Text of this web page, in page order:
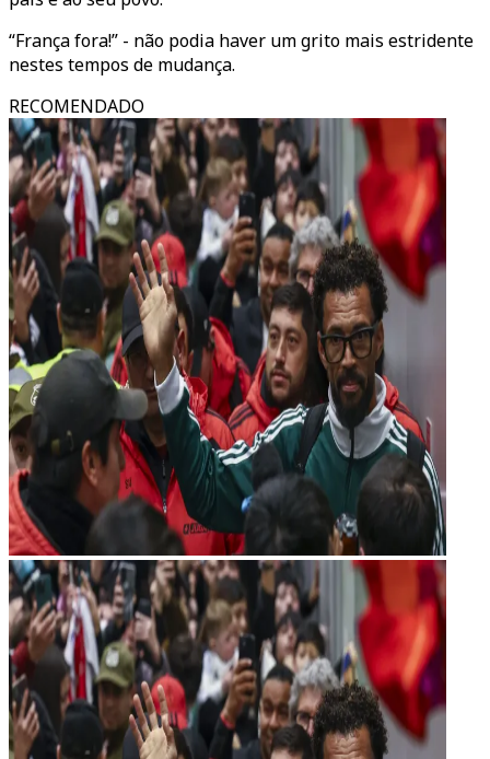
“França fora!” - não podia haver um grito mais estridente
nestes tempos de mudança.
RECOMENDADO